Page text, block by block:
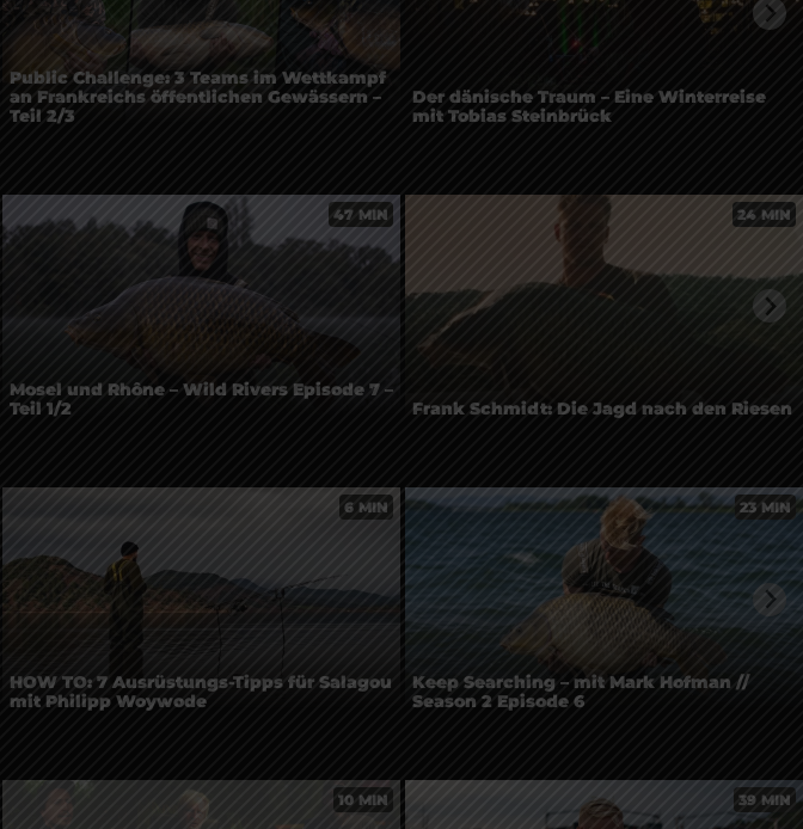
Public Challenge: 3 Teams im Wettkampf
an Frankreichs öffentlichen Gewässern –
Teil 2/3
Der dänische Traum – Eine Winterreise
mit Tobias Steinbrück
47 MIN
Mosel und Rhône – Wild Rivers Episode 7 –
Teil 1/2
24 MIN
Frank Schmidt: Die Jagd nach den Riesen
6 MIN
HOW TO: 7 Ausrüstungs-Tipps für Salagou
mit Philipp Woywode
23 MIN
Keep Searching – mit Mark Hofman //
Season 2 Episode 6
10 MIN 39 MIN